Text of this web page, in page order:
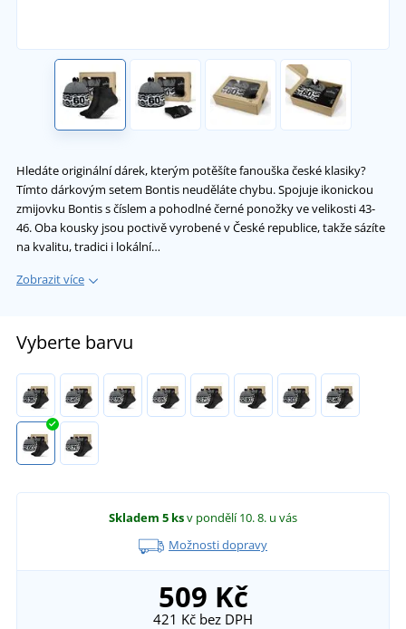
Hledáte originální dárek, kterým potěšíte fanouška české klasiky?
Tímto dárkovým setem Bontis neuděláte chybu. Spojuje ikonickou
zmijovku Bontis s číslem a pohodlné černé ponožky ve velikosti 43-
46. Oba kousky jsou poctivě vyrobené v České republice, takže sázíte
na kvalitu, tradici i lokální…
Zobrazit více
Vyberte barvu
Skladem 5 ksv pondělí 10. 8. u vás
Možnosti dopravy
509 Kč
421 Kč bez DPH